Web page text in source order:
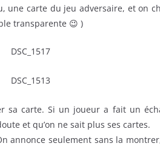
carte du jeu adversaire, et on
transparente 😉 )
carte. Si un joueur a fait un
et qu’on ne sait plus ses cartes.
annonce seulement sans la